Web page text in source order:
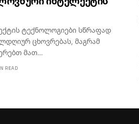
ტექნოლოგიები სწრაფად
ცხოვრებას, მაგრამ
მათ…
READ